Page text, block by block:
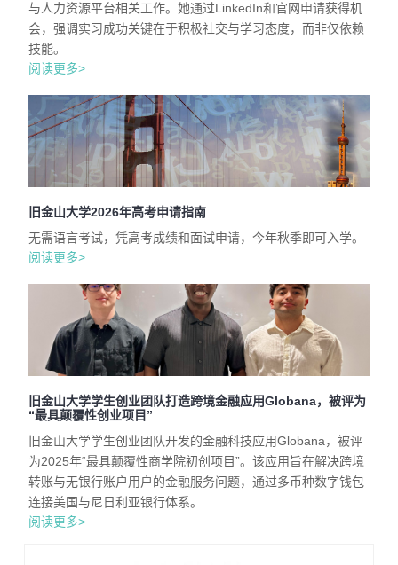
与人力资源平台相关工作。她通过LinkedIn和官网申请获得机
会，强调实习成功关键在于积极社交与学习态度，而非仅依赖
技能。
阅读更多>
旧金山大学2026年高考申请指南
无需语言考试，凭高考成绩和面试申请，今年秋季即可入学。
阅读更多>
旧金山大学学生创业团队打造跨境金融应用Globana，被评为
“最具颠覆性创业项目”
旧金山大学学生创业团队开发的金融科技应用Globana，被评
为2025年“最具颠覆性商学院初创项目”。该应用旨在解决跨境
转账与无银行账户用户的金融服务问题，通过多币种数字钱包
连接美国与尼日利亚银行体系。
阅读更多>